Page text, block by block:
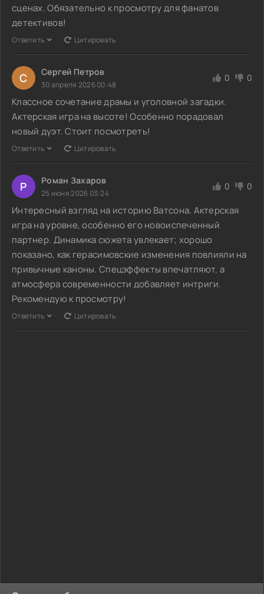
сценах. Обязательно к просмотру для фанатов
детективов!
Ответить Цитировать
С Сергей Петров
30 апреля 2026 00:48
0 0
Классное сочетание драмы и уголовной загадки.
Актерская игра на высоте! Особенно порадовал
новый дуэт. Стоит посмотреть!
Ответить Цитировать
Р Роман Захаров
25 июня 2026 03:24
0 0
Интересный взгляд на историю Ватсона. Актерская
игра на уровне, особенно его новоиспеченный
партнер. Динамика сюжета увлекает; хорошо
показано, как герасимовские изменения повлияли на
привычные каноны. Спецэффекты впечатляют, а
атмосфера современности добавляет интриги.
Рекомендую к просмотру!
Ответить Цитировать